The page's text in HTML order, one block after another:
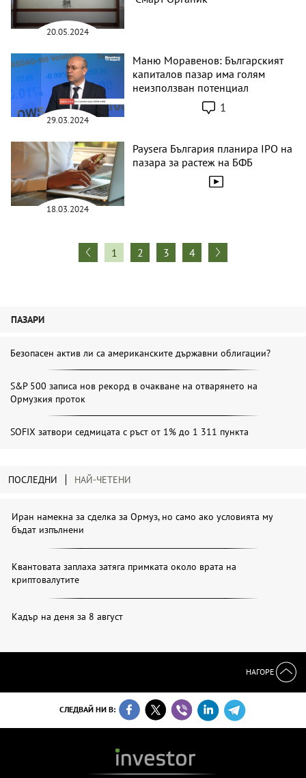
20.05.2024
29.03.2024
Маню Моравенов: Българският
капиталов пазар има голям
неизползван потенциал
1
18.03.2024
Paysera България планира IPO на
пазара за растеж на БФБ
1 2 3 4
ПАЗАРИ
Безопасен актив ли са американските държавни облигации?
S&P 500 записа нов рекорд в очакване на отварянето на
Ормузкия проток
SOFIX затвори седмицата с ръст от 1% до 1 311 пункта
ПОСЛЕДНИ НАЙ-ЧЕТЕНИ
Иран намекна за сделка за Ормуз, но само ако условията му
бъдат изпълнени
Квантовата заплаха затяга примката около врата на
криптовалутите
Кадър на деня за 8 август
НАГОРЕ
СЛЕДВАЙ НИ В: